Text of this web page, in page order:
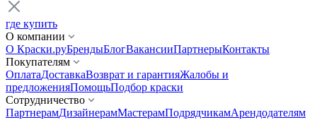
где купить
О компании
О Краски.руБрендыБлогВакансииПартнерыКонтакты
Покупателям
ОплатаДоставкаВозврат и гарантияЖалобы и
предложенияПомощьПодбор краски
Сотрудничество
ПартнерамДизайнерамМастерамПодрядчикамАрендодателям